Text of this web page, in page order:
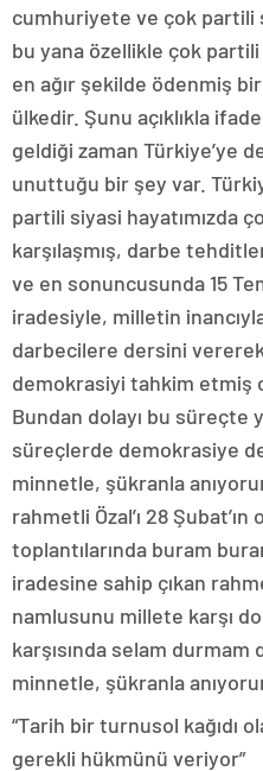
cumhuriyete ve çok partili
bu yana özellikle çok partili
en ağır şekilde ödenmiş
ülkedir. Şunu açıklıkla
geldiği zaman Türkiye’ye
unuttuğu bir şey var.
partili siyasi hayatımızda
karşılaşmış, darbe
ve en sonuncusunda 15
iradesiyle, milletin
darbecilere dersini
demokrasiyi tahkim etmiş
Bundan dolayı bu süreçte
süreçlerde demokrasiye
minnetle, şükranla
rahmetli Özal’ı 28 Şubat’ın
toplantılarında buram
iradesine sahip çıkan
namlusunu millete karşı
karşısında selam durmam
minnetle, şükranla
“Tarih bir turnusol kağıdı
gerekli hükmünü veriyor”